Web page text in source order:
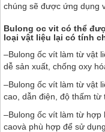
chúng sẽ được ứng dụng
Bulong oc vit có thể
loại vật liệu lại có tính
–Bulong ốc vít làm từ vật
dễ sản xuất, chống oxy
–Bulong ốc vít làm từ vật
cao, dẫn điện, độ thấm từ
–Bulong ốc vít làm từ hợp
caovà phù hợp để sử